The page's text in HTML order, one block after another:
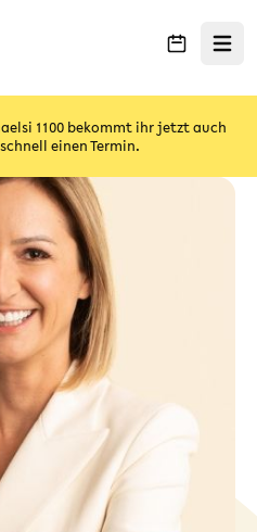
Menü
1100 bekommt ihr jetzt auch
einen Termin.